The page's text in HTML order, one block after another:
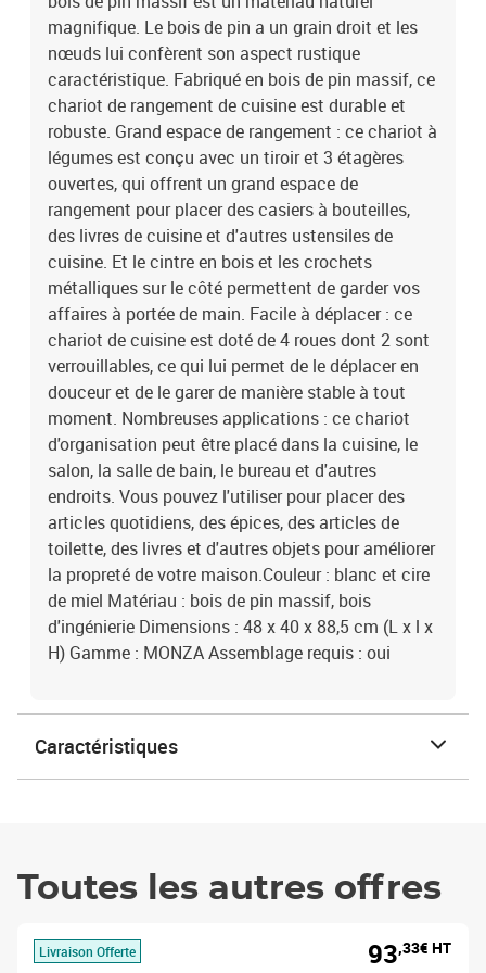
magnifique. Le bois de pin a un grain droit et les
nœuds lui confèrent son aspect rustique
caractéristique. Fabriqué en bois de pin massif, ce
chariot de rangement de cuisine est durable et
robuste. Grand espace de rangement : ce chariot à
légumes est conçu avec un tiroir et 3 étagères
ouvertes, qui offrent un grand espace de
rangement pour placer des casiers à bouteilles,
des livres de cuisine et d'autres ustensiles de
cuisine. Et le cintre en bois et les crochets
métalliques sur le côté permettent de garder vos
affaires à portée de main. Facile à déplacer : ce
chariot de cuisine est doté de 4 roues dont 2 sont
verrouillables, ce qui lui permet de le déplacer en
douceur et de le garer de manière stable à tout
moment. Nombreuses applications : ce chariot
d'organisation peut être placé dans la cuisine, le
salon, la salle de bain, le bureau et d'autres
endroits. Vous pouvez l'utiliser pour placer des
articles quotidiens, des épices, des articles de
toilette, des livres et d'autres objets pour améliorer
la propreté de votre maison.Couleur : blanc et cire
de miel Matériau : bois de pin massif, bois
d'ingénierie Dimensions : 48 x 40 x 88,5 cm (L x l x
H) Gamme : MONZA Assemblage requis : oui
Caractéristiques
Toutes les autres offres
Livraison Offerte 93,33€ HT